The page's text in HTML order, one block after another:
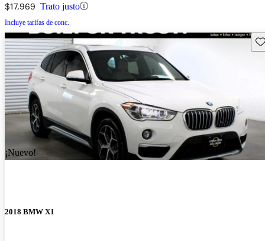
$17,969 Trato justo
Incluye tarifas de conc.
¡Nuevo!
2018 BMW X1